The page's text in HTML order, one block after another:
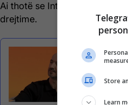
Ai thotë se Inteligjenca
drejtime.
Store
Learn